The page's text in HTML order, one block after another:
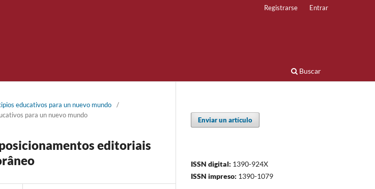
Buscar
Registrarse Entrar
educativos para un nuevo mundo
/
para un nuevo mundo
editoriais
Enviar un artículo
ISSN digital: 1390-924X
ISSN impreso: 1390-1079